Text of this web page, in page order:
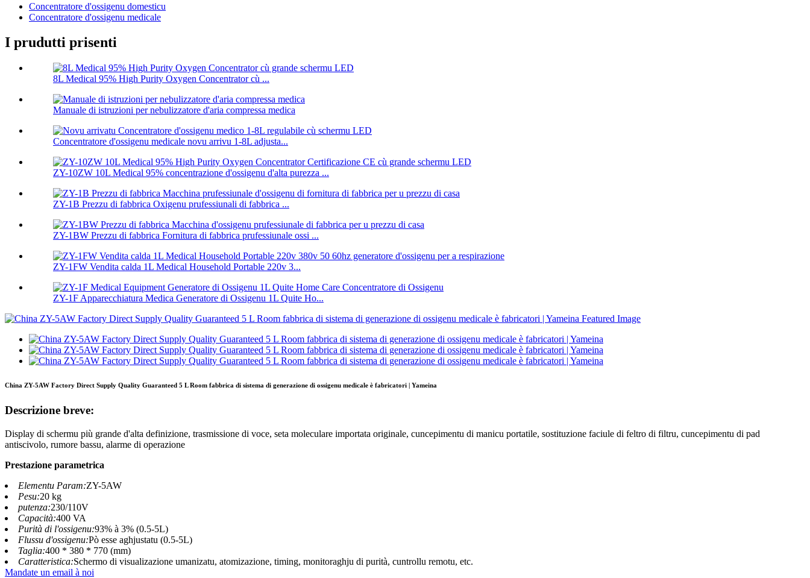
Concentratore d'ossigenu domesticu
Concentratore d'ossigenu medicale
I prudutti prisenti
8L Medical 95% High Purity Oxygen Concentrator cù ...
Manuale di istruzioni per nebulizzatore d'aria compressa medica
Concentratore d'ossigenu medicale novu arrivu 1-8L adjusta...
ZY-10ZW 10L Medical 95% concentrazione d'ossigenu d'alta purezza ...
ZY-1B Prezzu di fabbrica Oxigenu prufessiunali di fabbrica ...
ZY-1BW Prezzu di fabbrica Fornitura di fabbrica prufessiunale ossi ...
ZY-1FW Vendita calda 1L Medical Household Portable 220v 3...
ZY-1F Apparecchiatura Medica Generatore di Ossigenu 1L Quite Ho...
China ZY-5AW Factory Direct Supply Quality Guaranteed 5 L Room fabbrica di sistema di generazione di ossigenu medicale è fabricatori | Yameina
Descrizione breve:
Display di schermu più grande d'alta definizione, trasmissione di voce, seta moleculare importata originale, cuncepimentu di manicu portatile, sostituzione faciule di feltro di filtru, cuncepimentu di pad
antiscivolo, rumore bassu, alarme di operazione
Prestazione parametrica
Elementu Param:ZY-5AW
Pesu:20 kg
putenza:230/110V
Capacità:400 VA
Purità di l'ossigenu:93% à 3% (0.5-5L)
Flussu d'ossigenu:Pò esse aghjustatu (0.5-5L)
Taglia:400 * 380 * 770 (mm)
Caratteristica:Schermo di visualizazione umanizatu, atomizazione, timing, monitoraghju di purità, cuntrollu remotu, etc.
Mandate un email à noi